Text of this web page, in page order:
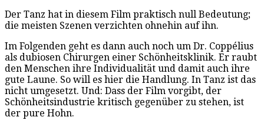
Der Tanz hat in diesem Film praktisch null Bedeutung;
die meisten Szenen verzichten ohnehin auf ihn.
Im Folgenden geht es dann auch noch um Dr. Coppélius
als dubiosen Chirurgen einer Schönheitsklinik. Er raubt
den Menschen ihre Individualität und damit auch ihre
gute Laune. So will es hier die Handlung. In Tanz ist das
nicht umgesetzt. Und: Dass der Film vorgibt, der
Schönheitsindustrie kritisch gegenüber zu stehen, ist
der pure Hohn.